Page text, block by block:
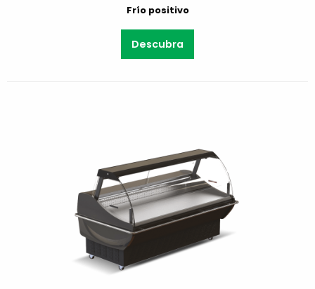
Frío positivo
Descubra